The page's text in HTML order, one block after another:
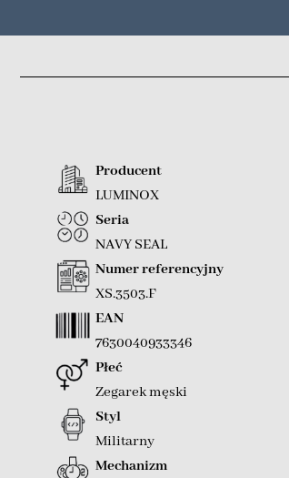
Producent
LUMINOX
Seria
NAVY SEAL
Numer referencyjny
XS.3503.F
EAN
7630040933346
Płeć
Zegarek męski
Styl
Militarny
Mechanizm